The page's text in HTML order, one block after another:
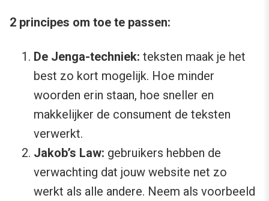
2 principes om toe te passen:
De Jenga-techniek: teksten maak je het
best zo kort mogelijk. Hoe minder
woorden erin staan, hoe sneller en
makkelijker de consument de teksten
verwerkt.
Jakob’s Law: gebruikers hebben de
verwachting dat jouw website net zo
werkt als alle andere. Neem als voorbeeld